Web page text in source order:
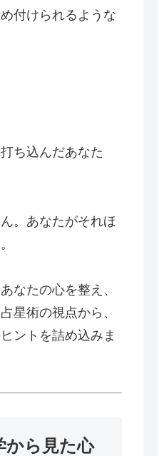
付けられるような
ち込んだあなた
。あなたがそれほ
なたの心を整え、
星術の視点から、
ントを詰め込みま
から見た心